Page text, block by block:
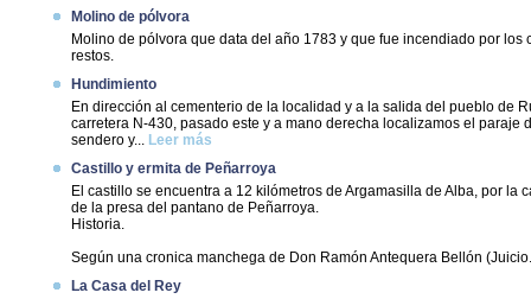
Molino de pólvora
Molino de pólvora que data del año 1783 y que fue incendiado por
restos.
Hundimiento
En dirección al cementerio de la localidad y a la salida del pueblo de
carretera N-430, pasado este y a mano derecha localizamos el
sendero y... Leer más
Castillo y ermita de Peñarroya
El castillo se encuentra a 12 kilómetros de Argamasilla de Alba, por la
de la presa del pantano de Peñarroya.
Historia.
Según una cronica manchega de Don Ramón Antequera Bellón
La Casa del Rey